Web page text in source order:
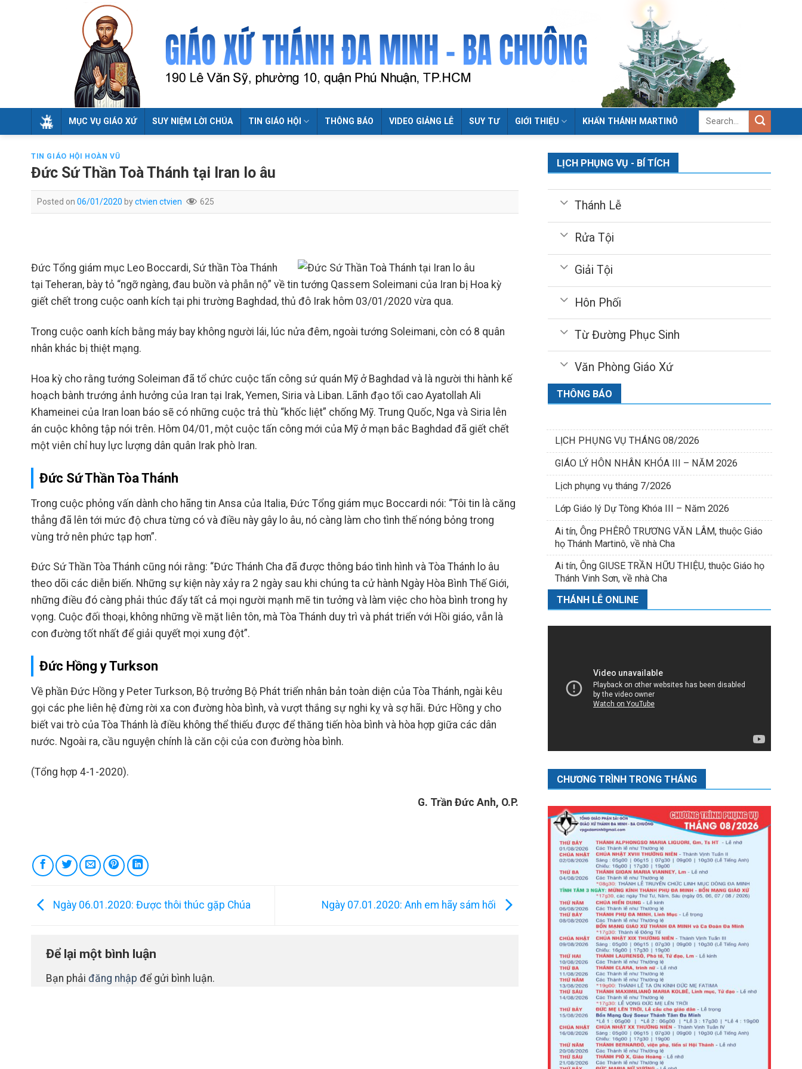
MỤC VỤ GIÁO XỨ SUY NIỆM LỜI CHÚA TIN GIÁO HỘI THÔNG BÁO VIDEO GIẢNG LỄ SUY TƯ GIỚI THIỆU KHẤN THÁNH MARTINÔ
TIN GIÁO HỘI HOÀN VŨ
Đức Sứ Thần Toà Thánh tại Iran lo âu
Posted on 06/01/2020 byctvien ctvien 625
Đức Tổng giám mục Leo Boccardi, Sứ thần Tòa Thánh
tại Teheran, bày tỏ “ngỡ ngàng, đau buồn và phẫn nộ” về tin tướng Qassem Soleimani của Iran bị Hoa kỳ
giết chết trong cuộc oanh kích tại phi trường Baghdad, thủ đô Irak hôm 03/01/2020 vừa qua.
Trong cuộc oanh kích bằng máy bay không người lái, lúc nửa đêm, ngoài tướng Soleimani, còn có 8 quân
nhân khác bị thiệt mạng.
Hoa kỳ cho rằng tướng Soleiman đã tổ chức cuộc tấn công sứ quán Mỹ ở Baghdad và là người thi hành kế
hoạch bành trướng ảnh hưởng của Iran tại Irak, Yemen, Siria và Liban. Lãnh đạo tối cao Ayatollah Ali
Khameinei của Iran loan báo sẽ có những cuộc trả thù “khốc liệt” chống Mỹ. Trung Quốc, Nga và Siria lên
án cuộc không tập nói trên. Hôm 04/01, một cuộc tấn công mới của Mỹ ở mạn bắc Baghdad đã giết chết
một viên chỉ huy lực lượng dân quân Irak phò Iran.
Đức Sứ Thần Tòa Thánh
Trong cuộc phỏng vấn dành cho hãng tin Ansa của Italia, Đức Tổng giám mục Boccardi nói: “Tôi tin là căng
thẳng đã lên tới mức độ chưa từng có và điều này gây lo âu, nó càng làm cho tình thế nóng bỏng trong
vùng trở nên phức tạp hơn”.
Đức Sứ Thần Tòa Thánh cũng nói rằng: “Đức Thánh Cha đã được thông báo tình hình và Tòa Thánh lo âu
theo dõi các diễn biến. Những sự kiện này xảy ra 2 ngày sau khi chúng ta cử hành Ngày Hòa Bình Thế Giới,
những điều đó càng phải thúc đẩy tất cả mọi người mạnh mẽ tin tưởng và làm việc cho hòa bình trong hy
vọng. Cuộc đối thoại, không những về mặt liên tôn, mà Tòa Thánh duy trì và phát triển với Hồi giáo, vẫn là
con đường tốt nhất để giải quyết mọi xung đột”.
Đức Hồng y Turkson
Về phần Đức Hồng y Peter Turkson, Bộ trưởng Bộ Phát triển nhân bản toàn diện của Tòa Thánh, ngài kêu
gọi các phe liên hệ đừng rời xa con đường hòa bình, và vượt thắng sự nghi kỵ và sợ hãi. Đức Hồng y cho
biết vai trò của Tòa Thánh là điều không thể thiếu được để thăng tiến hòa bình và hòa hợp giữa các dân
nước. Ngoài ra, cầu nguyện chính là căn cội của con đường hòa bình.
(Tổng hợp 4-1-2020).
G. Trần Đức Anh, O.P.
Ngày 06.01.2020: Được thôi thúc gặp Chúa Ngày 07.01.2020: Anh em hãy sám hối
Để lại một bình luận
Bạn phải đăng nhập để gửi bình luận.
LỊCH PHỤNG VỤ - BÍ TÍCH
Thánh Lễ
Rửa Tội
Giải Tội
Hôn Phối
Từ Đường Phục Sinh
Văn Phòng Giáo Xứ
THÔNG BÁO
LỊCH PHỤNG VỤ THÁNG 08/2026
GIÁO LÝ HÔN NHÂN KHÓA III – NĂM 2026
Lịch phụng vụ tháng 7/2026
Lớp Giáo lý Dự Tòng Khóa III – Năm 2026
Ai tín, Ông PHÊRÔ TRƯƠNG VĂN LÂM, thuộc Giáo
họ Thánh Martinô, về nhà Cha
Ai tín, Ông GIUSE TRẦN HỮU THIỆU, thuộc Giáo họ
Thánh Vinh Sơn, về nhà Cha
THÁNH LỄ ONLINE
CHƯƠNG TRÌNH TRONG THÁNG